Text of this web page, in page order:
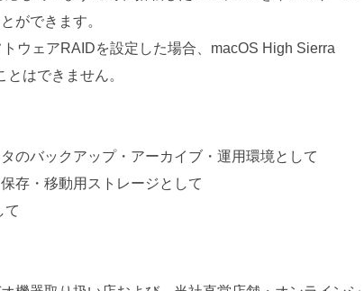
ができます。
ウェアRAIDを設定した場合、macOS High Sierra
はできません。
のバックアップ・アーカイブ・運用環境として
存・移動用ストレージとして
て